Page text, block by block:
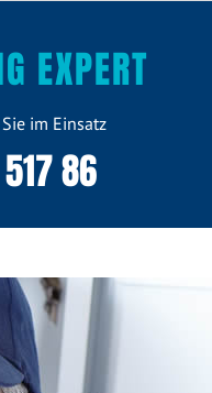
EXPERT
im Einsatz
86